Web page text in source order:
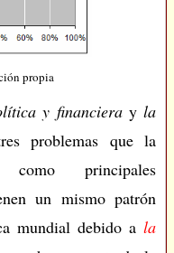
propia
y financieray la
problemas que la
principales
un mismo patrón
mundial debido a la